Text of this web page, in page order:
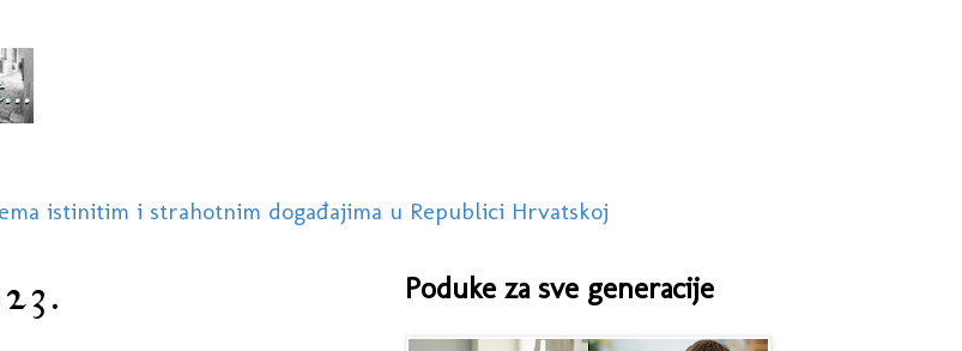
istinitim i strahotnim događajima u Republici Hrvatskoj
Poduke za sve generacije